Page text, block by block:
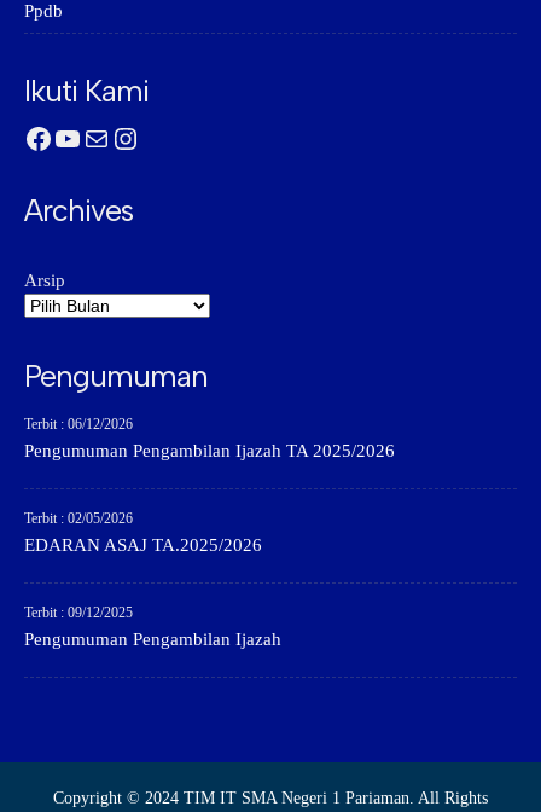
Ppdb
Ikuti Kami
Facebook
YouTube
MailInstagram
Archives
Arsip
Pengumuman
Terbit : 06/12/2026
Pengumuman Pengambilan Ijazah TA 2025/2026
Terbit : 02/05/2026
EDARAN ASAJ TA.2025/2026
Terbit : 09/12/2025
Pengumuman Pengambilan Ijazah
Copyright © 2024 TIM IT SMA Negeri 1 Pariaman. All Rights